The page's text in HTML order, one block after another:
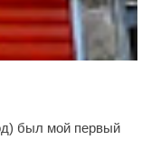
был мой первый